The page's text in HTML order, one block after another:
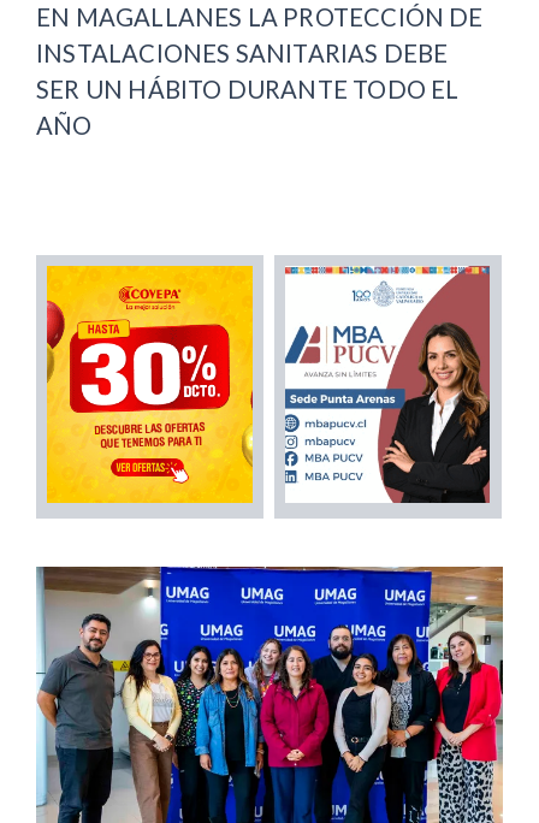
EN MAGALLANES LA PROTECCIÓN DE
INSTALACIONES SANITARIAS DEBE
SER UN HÁBITO DURANTE TODO EL
AÑO